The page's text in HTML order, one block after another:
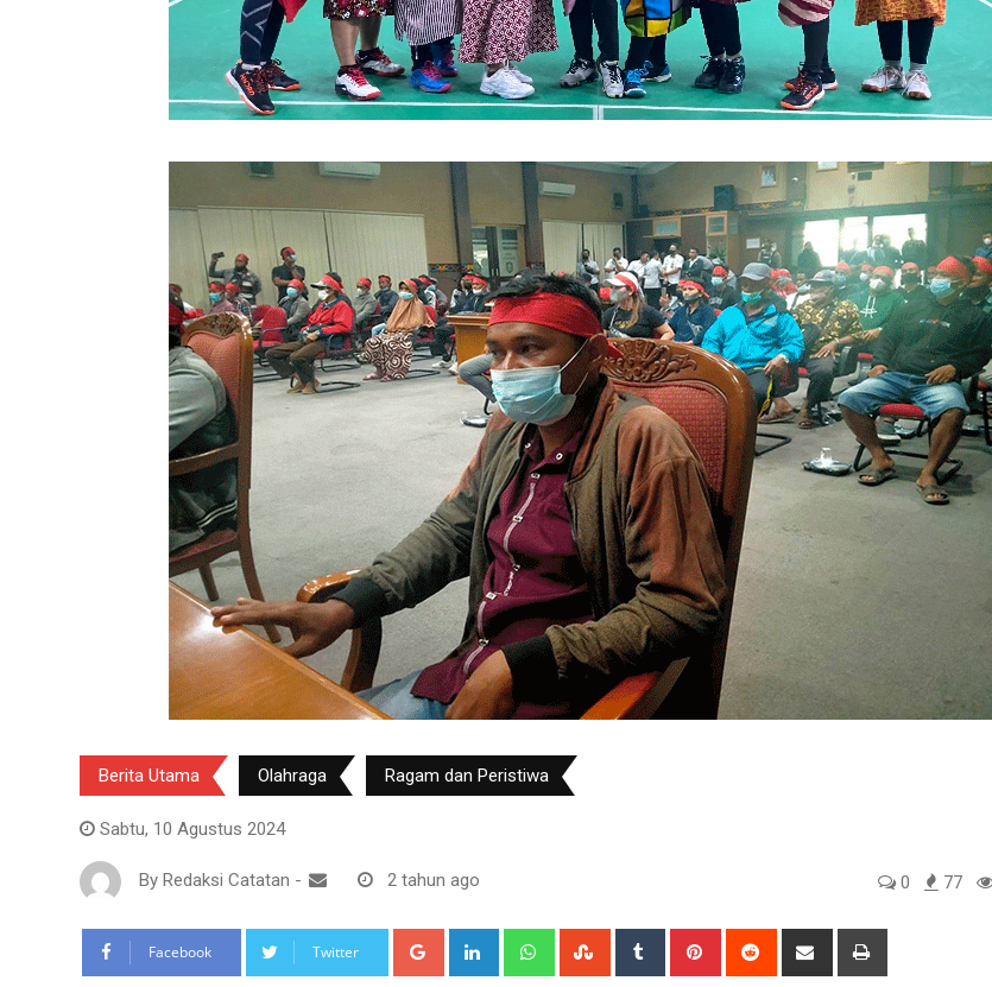
Berita Utama Olahraga Ragam dan Peristiwa
Sabtu, 10 Agustus 2024
By Redaksi Catatan - 2 tahun ago 0 77
Facebook Twitter Google+ LinkedIn WhatsappStumbleUpon
Tumblr Pinterest Reddit
Share